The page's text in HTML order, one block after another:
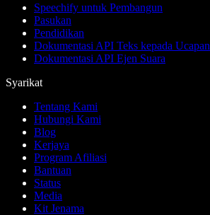
Speechify untuk Pembangun
Pasukan
Pendidikan
Dokumentasi API Teks kepada Ucapan
Dokumentasi API Ejen Suara
Syarikat
Tentang Kami
Hubungi Kami
Blog
Kerjaya
Program Afiliasi
Bantuan
Status
Media
Kit Jenama